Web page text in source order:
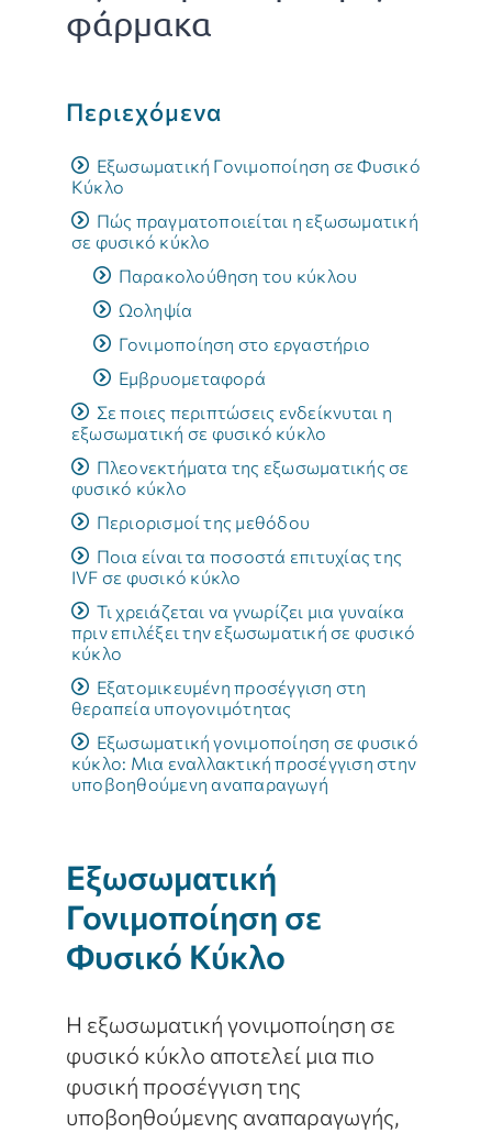
Συχνές ερωτήσεις
Κλείστε Ραντεβού
φάρμακα
Περιεχόμενα
Εξωσωματική Γονιμοποίηση σε Φυσικό
Κύκλο
Πώς πραγματοποιείται η εξωσωματική
σε φυσικό κύκλο
Παρακολούθηση του κύκλου
Ωοληψία
Γονιμοποίηση στο εργαστήριο
Εμβρυομεταφορά
Σε ποιες περιπτώσεις ενδείκνυται η
εξωσωματική σε φυσικό κύκλο
Πλεονεκτήματα της εξωσωματικής σε
φυσικό κύκλο
Περιορισμοί της μεθόδου
Ποια είναι τα ποσοστά επιτυχίας της
IVF σε φυσικό κύκλο
Τι χρειάζεται να γνωρίζει μια γυναίκα
πριν επιλέξει την εξωσωματική σε φυσικό
κύκλο
Εξατομικευμένη προσέγγιση στη
θεραπεία υπογονιμότητας
Εξωσωματική γονιμοποίηση σε φυσικό
κύκλο: Μια εναλλακτική προσέγγιση στην
υποβοηθούμενη αναπαραγωγή
Εξωσωματική
Γονιμοποίηση σε
Φυσικό Κύκλο
Η εξωσωματική γονιμοποίηση σε
φυσικό κύκλο αποτελεί μια πιο
φυσική προσέγγιση της
υποβοηθούμενης αναπαραγωγής,